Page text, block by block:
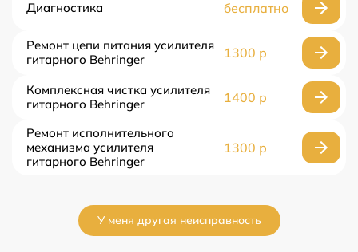
Диагностика бесплатно
Ремонт цепи питания усилителя
гитарного Behringer
1300 р
Комплексная чистка усилителя
гитарного Behringer
1400 р
Ремонт исполнительного
механизма усилителя
гитарного Behringer
1300 р
У меня другая неисправность